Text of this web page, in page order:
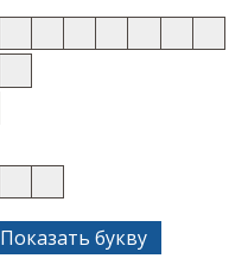
Показать букву